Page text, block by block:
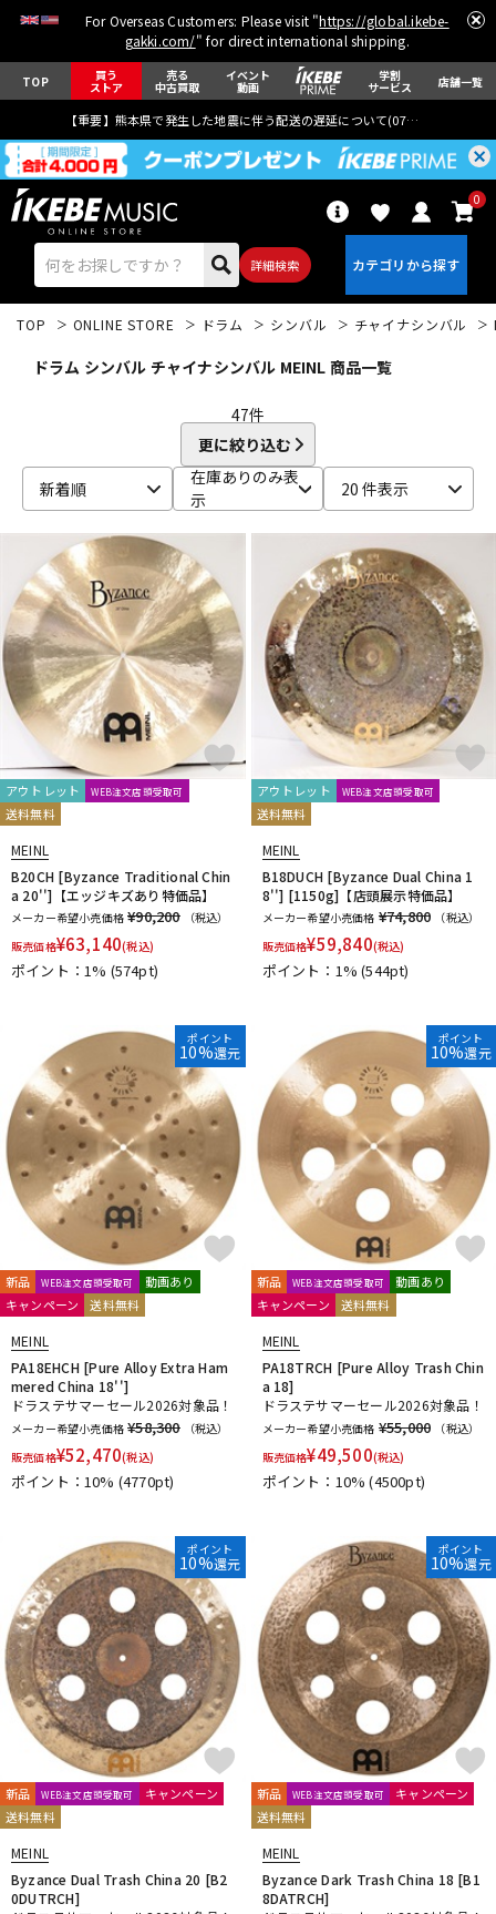
For Overseas Customers: Please visit "https://global.ikebe-
gakki.com/" for direct international shipping.
TOP 買う
ストア
売る
中古買取
イベント
動画
学割
サービス 店舗一覧
【重要】熊本県で発生した地震に伴う配送の遅延について(07月29日
詳細検索
0
ベース ウクレレ
ドラム パーカッション
キーボード 電子ピアノ
管楽器 その他楽器
DJ機器 DTM
配信/ライブ機器 楽器アクセサリ
中古 ヴィンテージ
TOP ONLINE STORE ドラム シンバル チャイナシンバル
ドラム シンバル チャイナシンバル MEINL 商品一覧
47件
更に絞り込む
新着順
在庫ありのみ表
示
20 件表示
アウトレット WEB注文店頭受取可
送料無料
MEINL
B20CH [Byzance Traditional Chin
a 20'']【エッジキズあり特価品】
メーカー希望小売価格 ¥90,200
（税込）
販売価格¥63,140(税込)
ポイント：1% (574pt)
アウトレット WEB注文店頭受取可
送料無料
MEINL
B18DUCH [Byzance Dual China 1
8''] [1150g]【店頭展示特価品】
メーカー希望小売価格 ¥74,800
（税込）
販売価格¥59,840(税込)
ポイント：1%(544pt)
ポイント
10%還元
新品 WEB注文店頭受取可
動画あり
キャンペーン
送料無料
MEINL
PA18EHCH [Pure Alloy Extra Ham
mered China 18'']
ドラステサマーセール2026対象品！
メーカー希望小売価格 ¥58,300
（税込）
販売価格¥52,470(税込)
ポイント：10% (4770pt)
ポイント
10%還元
新品 WEB注文店頭受取可
動画あり
キャンペーン
送料無料
MEINL
PA18TRCH [Pure Alloy Trash Chin
a 18]
ドラステサマーセール2026対象品！
メーカー希望小売価格 ¥55,000
（税込）
販売価格¥49,500(税込)
ポイント：10%(4500pt)
ポイント
10%還元
新品 WEB注文店頭受取可
キャンペーン
送料無料
MEINL
Byzance Dual Trash China 20 [B2
0DUTRCH]
ポイント
10%還元
新品 WEB注文店頭受取可
キャンペーン
送料無料
MEINL
Byzance Dark Trash China 18 [B1
8DATRCH]